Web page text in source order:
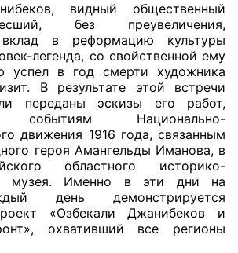
видный общественный
без преувеличения,
вклад в реформацию культуры
легенда, со свойственной ему
успел в год смерти художника
В результате этой встречи
переданы эскизы его работ,
событиям Национально-
движения 1916 года, связанным
героя Амангельды Иманова, в
областного историко-
музея. Именно в эти дни на
день демонстрируется
«Озбекали Джанибеков и
охвативший все регионы